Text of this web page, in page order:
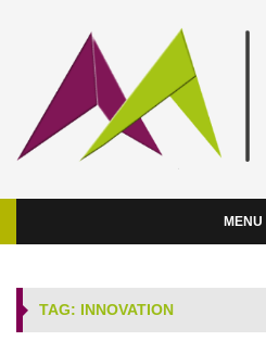
MENU
TAG: INNOVATION